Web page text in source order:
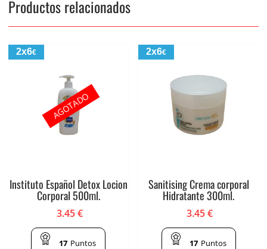
Productos relacionados
2x6€
Instituto Español Detox Locion
Corporal 500ml.
3.45€
17 Puntos
AGOTADO
2x6€
Sanitising Crema corporal
Hidratante 300ml.
3.45€
17 Puntos